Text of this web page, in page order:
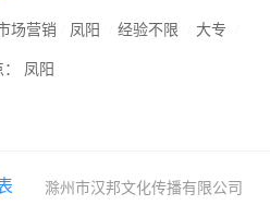
场营销 凤阳 经验不限 大专
： 凤阳
滁州市汉邦文化传播有限公司